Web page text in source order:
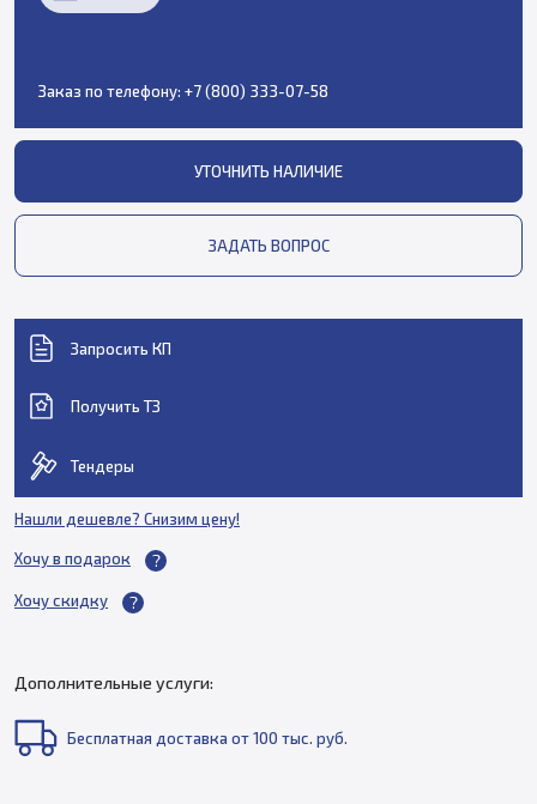
Заказ по телефону: +7 (800) 333-07-58
УТОЧНИТЬ НАЛИЧИЕ
ЗАДАТЬ ВОПРОС
Запросить КП
Получить ТЗ
Тендеры
Нашли дешевле? Снизим цену!
Хочу в подарок
Хочу скидку
Дополнительные услуги:
Бесплатная доставка от 100 тыс. руб.